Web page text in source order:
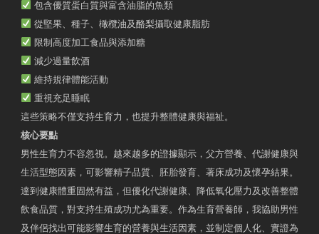
包含優質蛋白質與富含油脂的魚類
從堅果、種子、橄欖油及酪梨攝取健康脂肪
限制高度加工食品與添加糖
減少過量飲酒
維持規律體能活動
重視充足睡眠
這些策略不僅支持生育力，也提升整體健康與福祉。
核心要點
男性生育力不容忽視。越來越多的證據顯示，父方營養、代謝健康與
生活型態因素，可影響精子品質、胚胎發育、著床成功及懷孕結果。
達到健康體重固然有益，但優化代謝健康、降低氧化壓力及改善整體
飲食品質，對支持生殖成功尤為重要。作為生育營養師，我協助男性
及伴侶找出可能影響生育的營養與生活因素，並制定個人化、實證為